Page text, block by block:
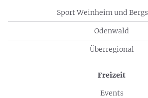
Sport Weinheim und
Odenwald
Überregional
Freizeit
Events